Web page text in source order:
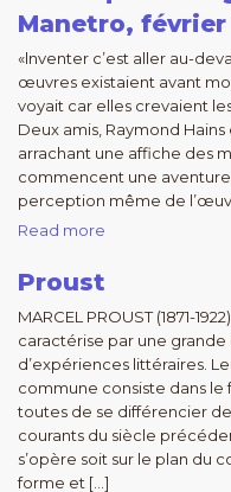
Manetro, février
«lnventer c’est aller au-
œuvres existaient avant
voyait car elles crevaient
Deux amis, Raymond
arrachant une affiche des
commencent une
perception même de
Read more
Proust
MARCEL PROUST (1871-
caractérise par une
d’expériences littéraires.
commune consiste dans le
toutes de se différencier
courants du siècle
s’opère soit sur le plan du
forme et […]